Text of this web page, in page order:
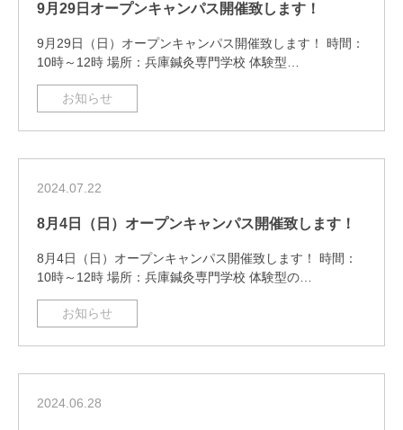
9月29日オープンキャンパス開催致します！
9月29日（日）オープンキャンパス開催致します！ 時間：
10時～12時 場所：兵庫鍼灸専門学校 体験型…
お知らせ
2024.07.22
8月4日（日）オープンキャンパス開催致します！
8月4日（日）オープンキャンパス開催致します！ 時間：
10時～12時 場所：兵庫鍼灸専門学校 体験型の…
お知らせ
2024.06.28